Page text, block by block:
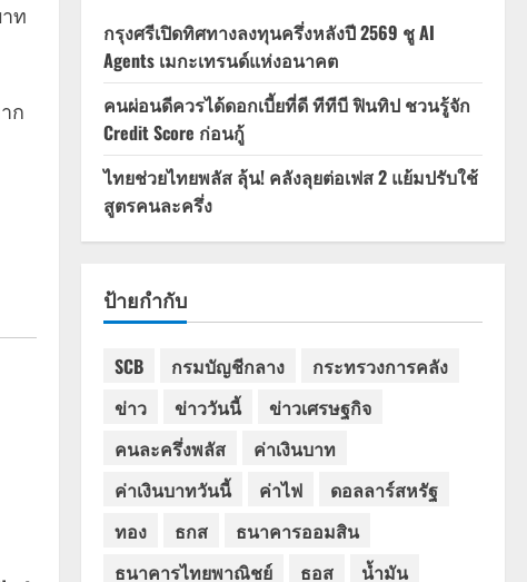
ท
ก
กรุงศรีเปิดทิศทางลงทุนครึ่งหลังปี 2569 ชู AI
Agents เมกะเทรนด์แห่งอนาคต
คนผ่อนดีควรได้ดอกเบี้ยที่ดี ทีทีบี ฟินทิป ชวนรู้จัก
Credit Score ก่อนกู้
ไทยช่วยไทยพลัส ลุ้น! คลังลุยต่อเฟส 2 แย้มปรับใช้
สูตรคนละครึ่ง
ป้ายกำกับ
SCB กรมบัญชีกลาง
กระทรวงการคลัง
ข่าว
ข่าววันนี้
ข่าวเศรษฐกิจ
คนละครึ่งพลัส
ค่าเงินบาท
ค่าเงินบาทวันนี้
ค่าไฟ
ดอลลาร์สหรัฐ
ทอง
ธกส
ธนาคารออมสิน
ธนาคารไทยพาณิชย์
ธอส
น้ำมัน